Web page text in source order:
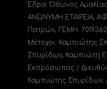
Έδρα: Όθωνος Αμαλίας
ΑΝΩΝΥΜΗ ΕΤΑΙΡΕΙΑ,
Πατρών, ΓΕΜΗ:
Μέτοχοι: Καμπιώτης
Σπυρίδων, Καμπιώτη
Εκπρόσωπος /
Καμπιώτης Σπυρίδων.